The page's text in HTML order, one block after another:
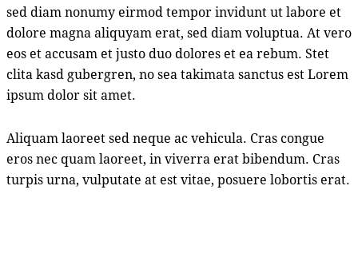
sed diam nonumy eirmod tempor invidunt ut labore et
dolore magna aliquyam erat, sed diam voluptua. At vero
eos et accusam et justo duo dolores et ea rebum. Stet
clita kasd gubergren, no sea takimata sanctus est Lorem
ipsum dolor sit amet.
Aliquam laoreet sed neque ac vehicula. Cras congue
eros nec quam laoreet, in viverra erat bibendum. Cras
turpis urna, vulputate at est vitae, posuere lobortis erat.